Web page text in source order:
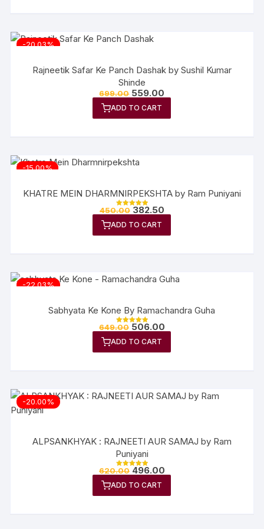
-20.03%
Rajneetik Safar Ke Panch Dashak by Sushil Kumar
Shinde
699.00 559.00
ADD TO CART
-15.00%
KHATRE MEIN DHARMNIRPEKSHTA by Ram Puniyani
Rated
out of 5
450.00 382.50
ADD TO CART
-22.03%
Sabhyata Ke Kone By Ramachandra Guha
Rated
out of 5
649.00 506.00
ADD TO CART
-20.00%
ALPSANKHYAK : RAJNEETI AUR SAMAJ by Ram
Puniyani
Rated
out of 5
620.00 496.00
ADD TO CART